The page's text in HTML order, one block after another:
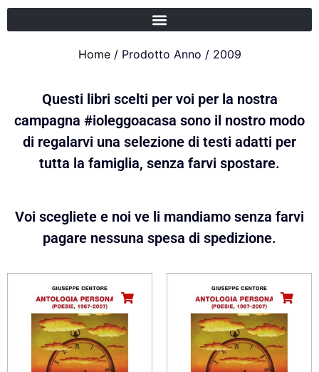
Home/ Prodotto Anno / 2009
Questi libri scelti per voi per la nostra
campagna #ioleggoacasa sono il nostro modo
di regalarvi una selezione di testi adatti per
tutta la famiglia, senza farvi spostare.
Voi scegliete e noi ve li mandiamo senza farvi
pagare nessuna spesa di spedizione.